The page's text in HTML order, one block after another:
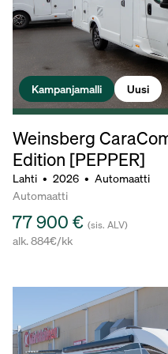
Kampanjamalli Uusi
Weinsberg
Edition [PEPPER]
Lahti • 2026 • Automaatti
Automaatti
77 900 € (sis. ALV)
alk. 884€/kk